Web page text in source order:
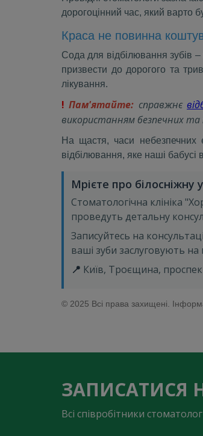
дорогоцінний час, який варто
Краса не повинна
Сода для відбілювання
призвести до дорогого та
лікування.
! Пам'ятайте: справжнє
використанням безпечних та
На щастя, часи небезпечних
відбілювання, яке наші
Мрієте про
Стоматологічна клініка
проведуть детальну
Записуйтесь на
ваші зуби заслуговують
📍 Київ, Троєщина,
© 2025 Всі права захищені.
ЗАПИСАТИСЯ
Всі співробітники